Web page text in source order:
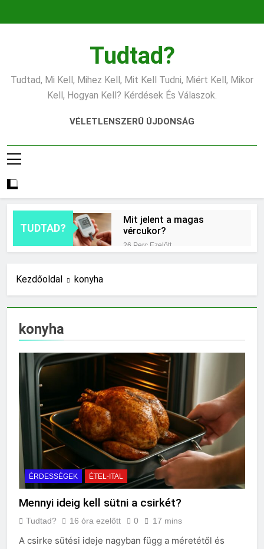
Tudtad?
Tudtad, Mi Kell, Mihez Kell, Mit Kell Tudni, Miért Kell, Mikor
Kell, Hogyan Kell? Kérdések És Válaszok.
VÉLETLENSZERŰ ÚJDONSÁG
TUDTAD?
Mit jelent a magas
vércukor?
26 Perc Ezelőtt
csirkét?
1 Nap Ezelőtt
Mit jelent az alacsony
vérnyomás?
1 Nap Ezelőtt
Hogyan kell glettelni?
2 Nap Ezelőtt
Mikor kell büfiztetni a
babát?
2 Nap Ezelőtt
Mennyi cement kell?
2 Nap Ezelőtt
Mit jelent a thm hogy kell
Miért zsibbad a kéz?
Kezdőoldal konyha
konyha
ÉRDESSÉGEK ÉTEL-ITAL
Mennyi ideig kell sütni a csirkét?
Tudtad? 16 óra ezelőtt 0 17 mins
A csirke sütési ideje nagyban függ a méretétől és